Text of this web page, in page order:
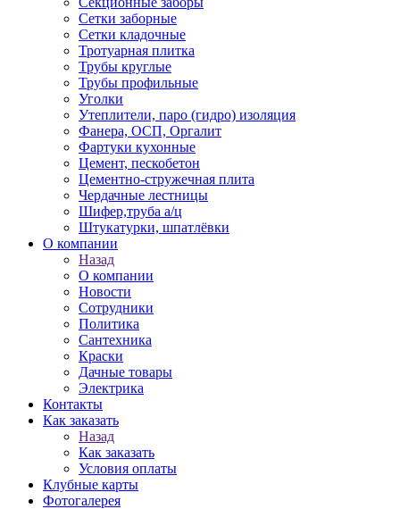
Сетки заборные
Сетки кладочные
Тротуарная плитка
Трубы круглые
Трубы профильные
Уголки
Утеплители, паро (гидро) изоляция
Фанера, ОСП, Оргалит
Фартуки кухонные
Цемент, пескобетон
Цементно-стружечная плита
Чердачные лестницы
Шифер,труба а/ц
Штукатурки, шпатлёвки
О компании
Назад
О компании
Новости
Сотрудники
Политика
Сантехника
Краски
Дачные товары
Электрика
Контакты
Как заказать
Назад
Как заказать
Условия оплаты
Клубные карты
Фотогалерея